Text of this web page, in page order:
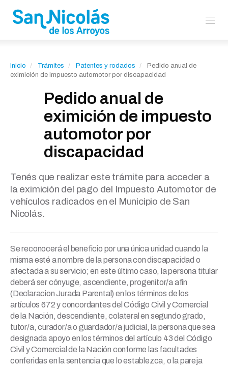
Inicio Trámites Patentes y rodados
Pedido anual de
eximición de impuesto automotor por discapacidad
Pedido anual de
eximición de impuesto
automotor por
discapacidad
Tenés que realizar este trámite para acceder a
la eximición del pago del Impuesto Automotor de
vehículos radicados en el Municipio de San
Nicolás.
Se reconocerá el beneficio por una única unidad cuando la
misma esté a nombre de la persona con discapacidad o
afectada a su servicio; en este último caso, la persona titular
deberá ser cónyuge, ascendiente, progenitor/a afín
(Declaracion Jurada Parental) en los términos de los
artículos 672 y concordantes del Código Civil y Comercial
de la Nación, descendiente, colateral en segundo grado,
tutor/a, curador/a o guardador/a judicial, la persona que sea
designada apoyo en los términos del artículo 43 del Código
Civil y Comercial de la Nación conforme las facultades
conferidas en la sentencia que lo establezca, o la pareja